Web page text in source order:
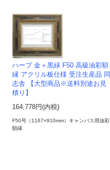
ハープ 金＋黒緑 F50 高級油彩額
縁 アクリル板仕様 受注生産品 同
志舎 【大型商品※送料別途お見
積り】
164,778円(内税)
F50号（1167×910mm）キャンバス用油彩
額縁